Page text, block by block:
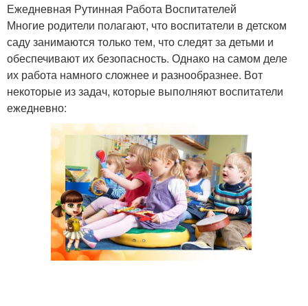
Ежедневная Рутинная Работа Воспитателей
Многие родители полагают, что воспитатели в детском
саду занимаются только тем, что следят за детьми и
обеспечивают их безопасность. Однако на самом деле
их работа намного сложнее и разнообразнее. Вот
некоторые из задач, которые выполняют воспитатели
ежедневно: